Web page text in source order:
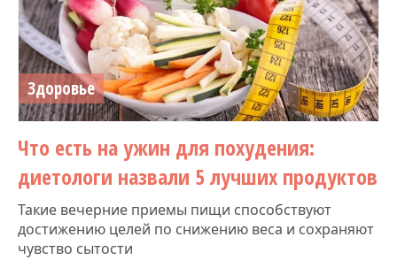
Здоровье
Что есть на ужин для похудения:
диетологи назвали 5 лучших продуктов
Такие вечерние приемы пищи способствуют
достижению целей по снижению веса и сохраняют
чувство сытости